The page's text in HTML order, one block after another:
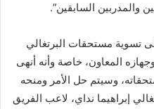
والمدربين السابقين”.
تسوية مستحقات البرتغالي
المعاون، خاصة وأنه أنهى
وسيتم حل الأمر ومنحه
إبراهيما نداي، لاعب الفريق